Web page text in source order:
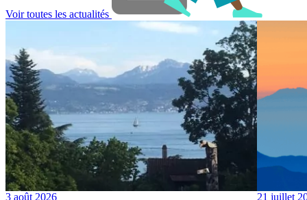
Voir toutes les actualités
3 août 2026 21 juillet